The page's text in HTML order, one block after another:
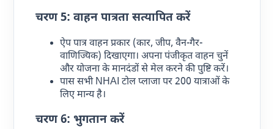
चरण 5: वाहन पात्रता सत्यापित करें
ऐप पात्र वाहन प्रकार (कार, जीप, वैन-गैर-
वाणिज्यिक) दिखाएगा। अपना पंजीकृत वाहन चुनें
और योजना के मानदंडों से मेल करने की पुष्टि करें।
पास सभी NHAI टोल प्लाजा पर 200 यात्राओं के
लिए मान्य है।
चरण 6: भुगतान करें